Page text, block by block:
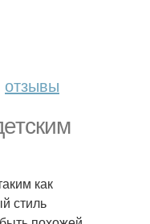
отзывы
как
стиль